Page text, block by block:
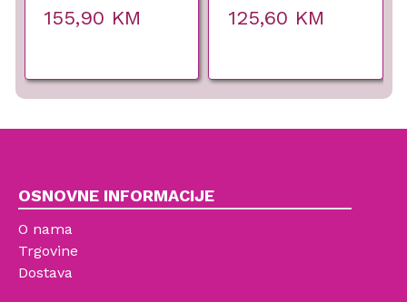
155,90 KM 125,60 KM
OSNOVNE INFORMACIJE
O nama
Trgovine
Dostava